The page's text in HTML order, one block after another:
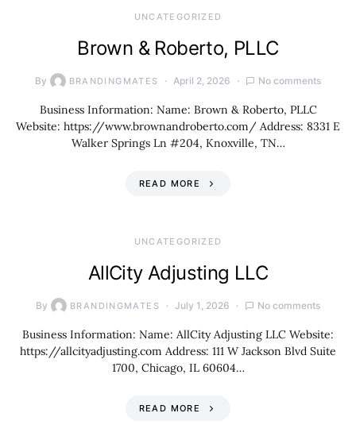
UNCATEGORIZED
Brown & Roberto, PLLC
By BRANDINGMATES April 2, 2026 No comments
Business Information: Name: Brown & Roberto, PLLC
Website: https://www.brownandroberto.com/ Address: 8331 E
Walker Springs Ln #204, Knoxville, TN…
READ MORE
UNCATEGORIZED
AllCity Adjusting LLC
By BRANDINGMATES July 1, 2026 No comments
Business Information: Name: AllCity Adjusting LLC Website:
https://allcityadjusting.com Address: 111 W Jackson Blvd Suite
1700, Chicago, IL 60604…
READ MORE